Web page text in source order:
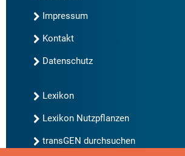
Impressum
Kontakt
Datenschutz
Lexikon
Lexikon Nutzpflanzen
transGEN durchsuchen